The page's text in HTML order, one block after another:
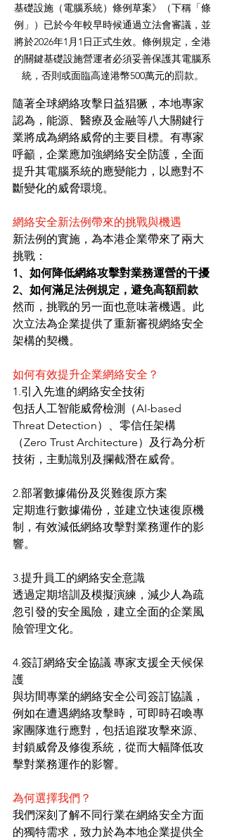
基礎設施（電腦系統）條例草案》（下稱「條
例」）已於今年較早時候通過立法會審議，並
將於2026年1月1日正式生效。條例規定，全港
的關鍵基礎設施營運者必須妥善保護其電腦系
統，否則或面臨高達港幣500萬元的罰款。
隨著全球網絡攻擊日益猖獗，本地專家
認為，能源、醫療及金融等八大關鍵行
業將成為網絡威脅的主要目標。有專家
呼籲，企業應加強網絡安全防護，全面
提升其電腦系統的應變能力，以應對不
斷變化的威脅環境。
網絡安全新法例帶來的挑戰與機遇
新法例的實施，為本港企業帶來了兩大
挑戰：
1、如何降低網絡攻擊對業務運營的干擾
2、如何滿足法例規定，避免高額罰款
然而，挑戰的另一面也意味著機遇。此
次立法為企業提供了重新審視網絡安全
架構的契機。
如何有效提升企業網絡安全？
1.引入先進的網絡安全技術
包括人工智能威脅檢測（AI-based
Threat Detection）、零信任架構
（Zero Trust Architecture）及行為分析
技術，主動識別及攔截潛在威脅。
2.部署數據備份及災難復原方案
定期進行數據備份，並建立快速復原機
制，有效減低網絡攻擊對業務運作的影
響。
3.提升員工的網絡安全意識
透過定期培訓及模擬演練，減少人為疏
忽引發的安全風險，建立全面的企業風
險管理文化。
4.簽訂網絡安全協議 專家支援全天候保
護
與坊間專業的網絡安全公司簽訂協議，
例如在遭遇網絡攻擊時，可即時召喚專
家團隊進行應對，包括追蹤攻擊來源、
封鎖威脅及修復系統，從而大幅降低攻
擊對業務運作的影響。
為何選擇我們？
我們深刻了解不同行業在網絡安全方面
的獨特需求，致力於為本地企業提供全